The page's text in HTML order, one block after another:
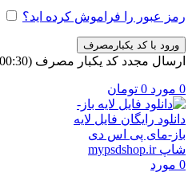
رمز عبور را فراموش کرده اید؟
ورود با کد یکبارمصرف
ارسال مجدد کد یکبار مصرف (00:
30
0 مورد 0 تومان
0 مورد